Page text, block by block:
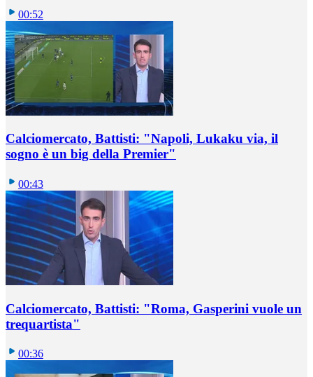
00:52
Calciomercato, Battisti: "Napoli, Lukaku via, il
sogno è un big della Premier"
00:43
Calciomercato, Battisti: "Roma, Gasperini vuole un
trequartista"
00:36